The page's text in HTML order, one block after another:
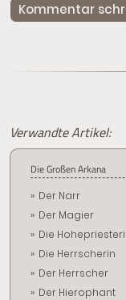
Kommentar
Verwandte Artikel:
Die Großen Arkana
Der Narr
Der Magier
Die
Die Herrscherin
Der Herrscher
Der Hierophant